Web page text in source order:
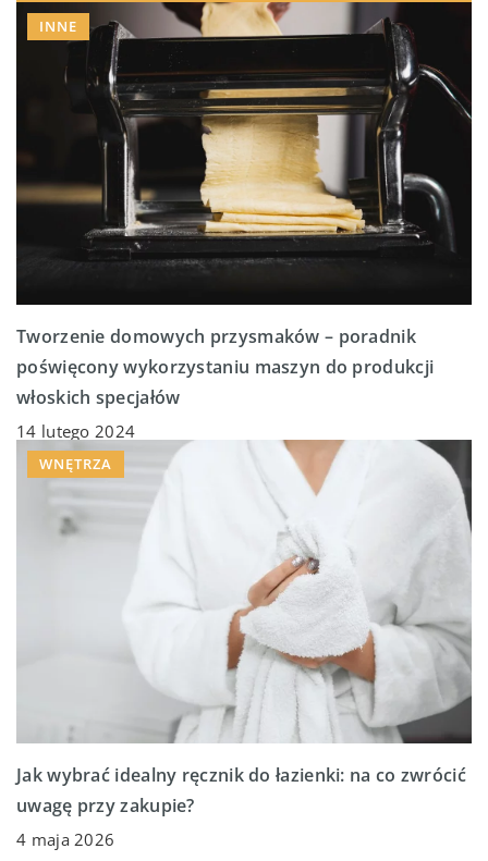
INNE
Tworzenie domowych przysmaków – poradnik
poświęcony wykorzystaniu maszyn do produkcji
włoskich specjałów
14 lutego 2024
WNĘTRZA
Jak wybrać idealny ręcznik do łazienki: na co zwrócić
uwagę przy zakupie?
4 maja 2026